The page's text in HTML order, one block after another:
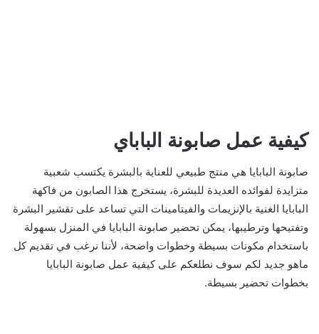
كيفية عمل صابونة الباباي
صابونة البابايا هي منتج طبيعي للعناية بالبشرة يكتسب شعبية
متزايدة لفوائده العديدة للبشرة، يستخرج هذا الصابون من فاكهة
البابايا الغنية بالإنزيمات والفيتامينات التي تساعد على تقشير البشرة
وتفتيحها وترطيبها، يمكن تحضير صابونة البابايا في المنزل بسهولة
باستخدام مكونات بسيطة وخطوات واضحة، لأننا نرغب في تقديم كل
ماهو جديد لكم سوف نطلعكم على كيفية عمل صابونة البابايا
بخطوات تحضير بسيطة.